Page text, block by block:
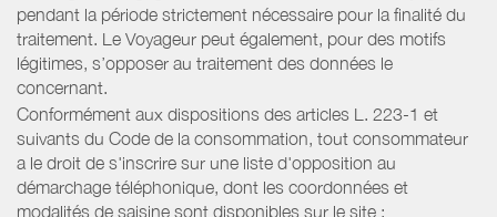
pendant la période strictement nécessaire pour la finalité du
traitement. Le Voyageur peut également, pour des motifs
légitimes, s’opposer au traitement des données le
concernant.
Conformément aux dispositions des articles L. 223-1 et
suivants du Code de la consommation, tout consommateur
a le droit de s'inscrire sur une liste d'opposition au
démarchage téléphonique, dont les coordonnées et
modalités de saisine sont disponibles sur le site :